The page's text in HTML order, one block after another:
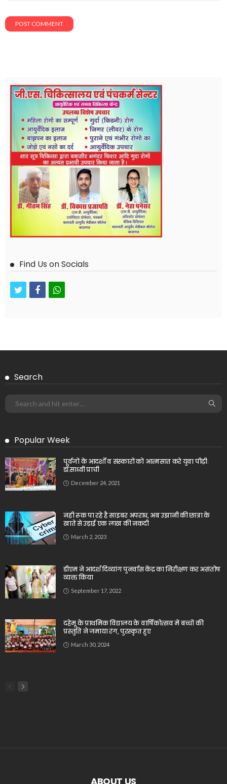
Find Us on Socials
twitterfacebookwhatsapp
Search
Popular Week
पूर्वजों के आदर्शों व संस्कारों को आत्मसात करे युवा पीढ़ीः
डॉ.साध्वी प्राची
December 24, 2021
नही रूक पा रहे है साइबर अपराध, अब उझानी की छात्रा के
खाते से उड़ाई एक लाख की नकदी
March 2, 2023
डीएम ने आदर्श दिव्यांग पुनर्वास केंद्र का निरीक्षण कर असंतोष
व्यक्त किया
September 17, 2022
दहेमू के प्राथमिक विद्यालय के वार्षिकोत्सव में बच्चों की
प्रस्तुति ने जमाया रंग, पुरस्कृत हुए
March 30, 2024
ABOUT US